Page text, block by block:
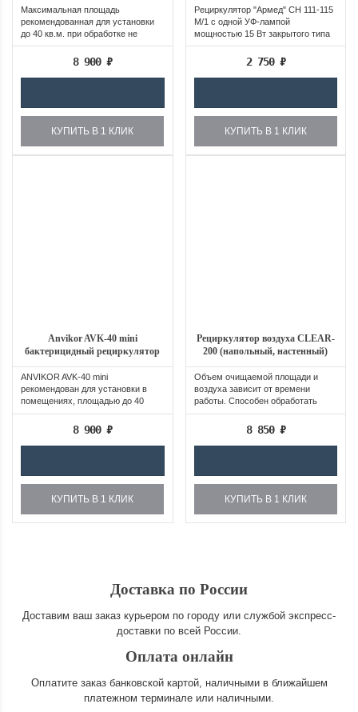
Максимальная площадь
рекомендованная для установки
до 40 кв.м. при обработке не
менее 2-3 часов.
8 900₽
КУПИТЬ В 1 КЛИК
Рециркулятор "Армед" СН 111-115
М/1 с одной УФ-лампой
мощностью 15 Вт закрытого типа
идеально...
2 750 ₽
КУПИТЬ В 1 КЛИК
Anvikor AVK-40 mini
бактерицидный рециркулятор
ANVIKOR AVK-40 mini
рекомендован для установки в
помещениях, площадью до 40
кв.м. при обработке...
8 900₽
КУПИТЬ В 1 КЛИК
Рециркулятор воздуха CLEAR-
200 (напольный, настенный)
Объем очищаемой площади и
воздуха зависит от времени
работы. Способен обработать
помещение 80 м2...
8 850 ₽
КУПИТЬ В 1 КЛИК
Доставка по России
Доставим ваш заказ курьером по городу или службой экспресс-
доставки по всей России.
Оплата онлайн
Оплатите заказ банковской картой, наличными в ближайшем
платежном терминале или наличными.